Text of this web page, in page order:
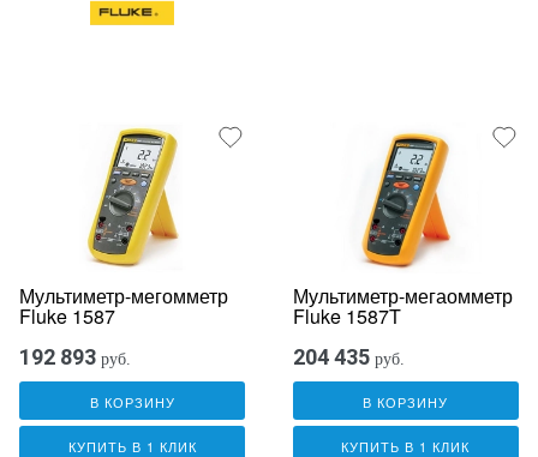
Мультиметр-мегомметр
Fluke 1587
192 893 руб.
В КОРЗИНУ
КУПИТЬ В 1 КЛИК
Мультиметр-мегаомметр
Fluke 1587T
204 435 руб.
В КОРЗИНУ
КУПИТЬ В 1 КЛИК